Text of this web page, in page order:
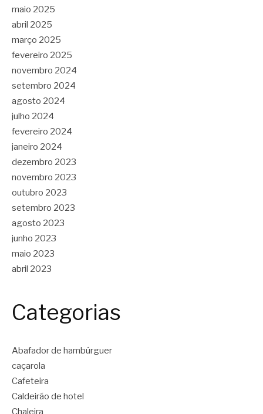
maio 2025
abril 2025
março 2025
fevereiro 2025
novembro 2024
setembro 2024
agosto 2024
julho 2024
fevereiro 2024
janeiro 2024
dezembro 2023
novembro 2023
outubro 2023
setembro 2023
agosto 2023
junho 2023
maio 2023
abril 2023
Categorias
Abafador de hambúrguer
caçarola
Cafeteira
Caldeirão de hotel
Chaleira